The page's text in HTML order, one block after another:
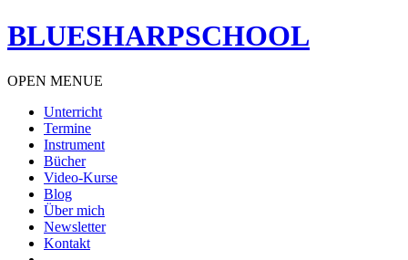
BLUESHARPSCHOOL
OPEN MENUE
Unterricht
Termine
Instrument
Bücher
Video-Kurse
Blog
Über mich
Newsletter
Kontakt